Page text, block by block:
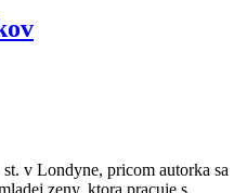
v Londyne, pricom autorka sa